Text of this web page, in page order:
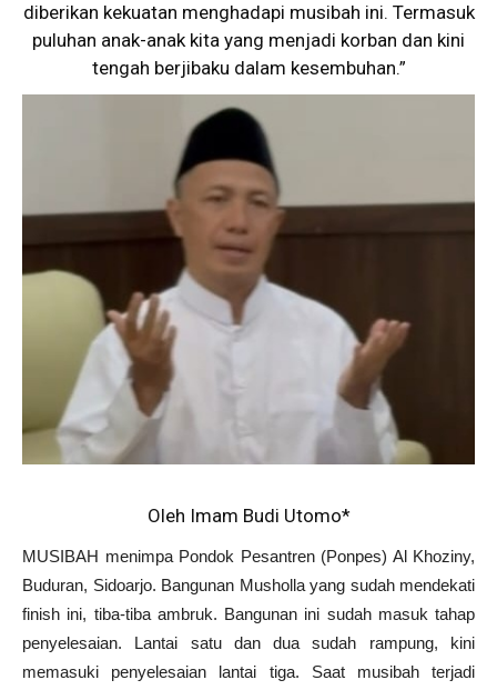
diberikan kekuatan menghadapi musibah ini. Termasuk
puluhan anak-anak kita yang menjadi korban dan kini
tengah berjibaku dalam kesembuhan.”
Oleh Imam Budi Utomo*
MUSIBAH menimpa Pondok Pesantren (Ponpes) Al Khoziny,
Buduran, Sidoarjo. Bangunan Musholla yang sudah mendekati
finish ini, tiba-tiba ambruk. Bangunan ini sudah masuk tahap
penyelesaian. Lantai satu dan dua sudah rampung, kini
memasuki penyelesaian lantai tiga. Saat musibah terjadi